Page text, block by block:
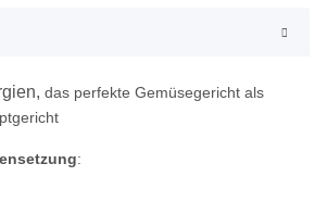
das perfekte Gemüsegericht als
: